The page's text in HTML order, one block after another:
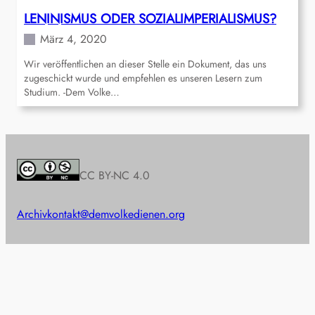
LENINISMUS ODER SOZIALIMPERIALISMUS?
März 4, 2020
Wir veröffentlichen an dieser Stelle ein Dokument, das uns
zugeschickt wurde und empfehlen es unseren Lesern zum
Studium. -Dem Volke…
CC BY-NC 4.0
Archivkontakt@demvolkedienen.org